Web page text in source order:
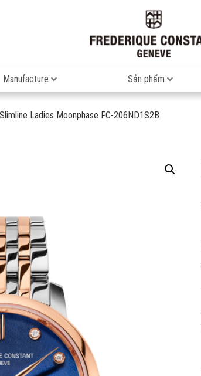
Manufacture Sản phẩm
Ladies Moonphase FC-206ND1S2B